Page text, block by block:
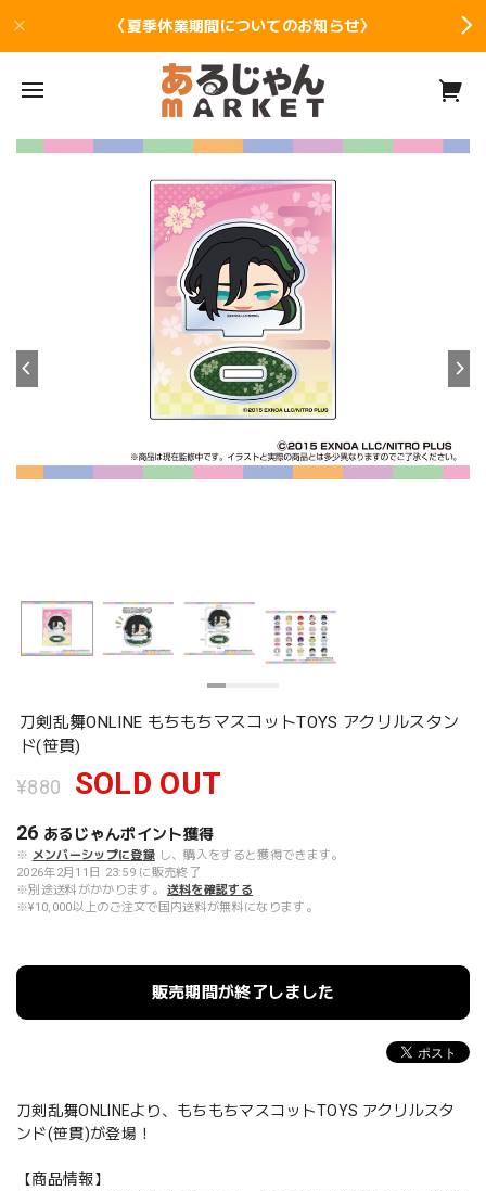
〈夏季休業期間についてのお知らせ〉
刀剣乱舞ONLINE もちもちマスコットTOYS アクリルスタン
ド(笹貫)
¥880 SOLD OUT
26 あるじゃんポイント獲得
※ メンバーシップに登録 し、購入をすると獲得できます。
2026年2月11日 23:59 に販売終了
※別途送料がかかります。
送料を確認する
※¥10,000以上のご注文で国内送料が無料になります。
販売期間が終了しました
刀剣乱舞ONLINEより、もちもちマスコットTOYS アクリルスタ
ンド(笹貫)が登場！
【商品情報】